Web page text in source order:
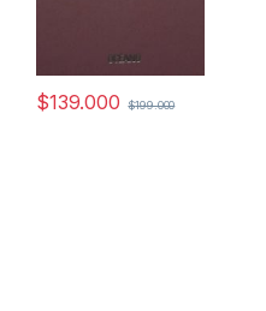
$139.000 $199.000